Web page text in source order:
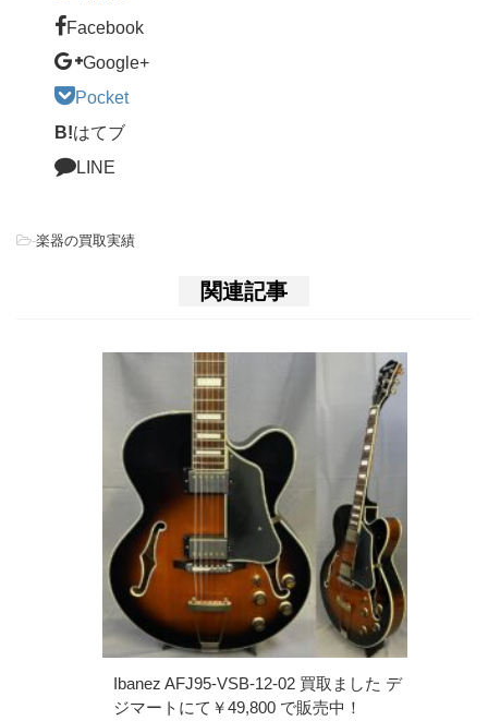
Facebook
Google+
Pocket
B!はてブ
LINE
-楽器の買取実績
関連記事
Ibanez AFJ95-VSB-12-02 買取ました デ
ジマートにて￥49,800 で販売中！